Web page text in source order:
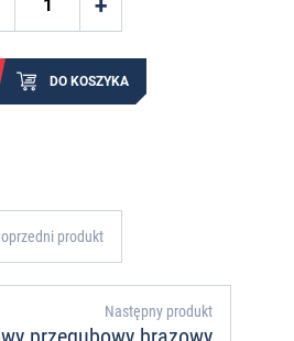
DO KOSZYKA
produkt
Następny produkt